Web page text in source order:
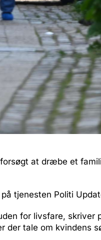
at dræbe et
tjenesten Politi
for livsfare, skriver
der tale om kvindens